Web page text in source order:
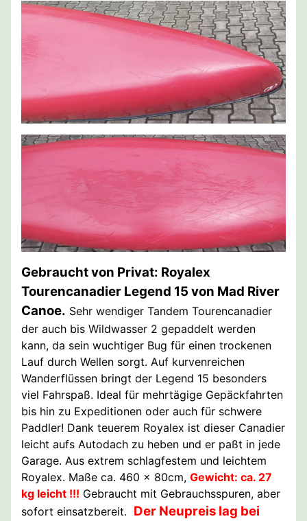
Gebraucht von Privat: Royalex
Tourencanadier Legend 15 von Mad River
Canoe. Sehr wendiger Tandem Tourencanadier
der auch bis Wildwasser 2 gepaddelt werden
kann, da sein wuchtiger Bug für einen trockenen
Lauf durch Wellen sorgt. Auf kurvenreichen
Wanderflüssen bringt der Legend 15 besonders
viel Fahrspaß. Ideal für mehrtägige Gepäckfahrten
bis hin zu Expeditionen oder auch für schwere
Paddler! Dank teuerem Royalex ist dieser Canadier
leicht aufs Autodach zu heben und er paßt in jede
Garage. Aus extrem schlagfestem und leichtem
Royalex. Maße ca. 460 x 80cm, Gewicht: ca. 27
kg leicht !!! Gebraucht mit Gebrauchsspuren, aber
sofort einsatzbereit. Der Neupreis lag bei